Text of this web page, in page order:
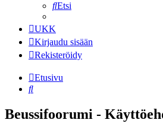
Etsi
UKK
Kirjaudu sisään
Rekisteröidy
Etusivu
Etsi
Beussifoorumi -